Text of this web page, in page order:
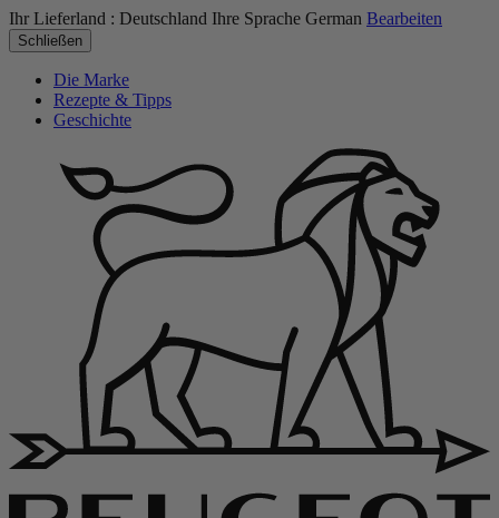
Ihr Lieferland : Deutschland Ihre Sprache German Bearbeiten
Schließen
Die Marke
Rezepte & Tipps
Geschichte